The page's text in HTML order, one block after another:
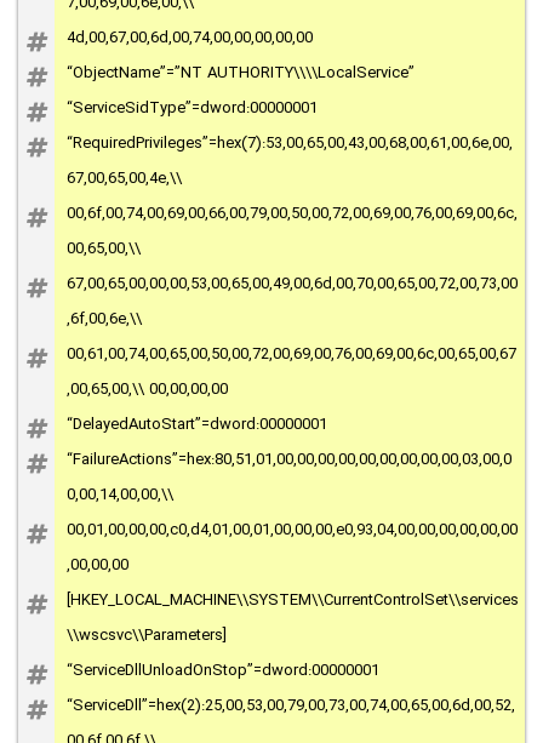
4d,00,67,00,6d,00,74,00,00,00,00,00
“ObjectName”=”NT AUTHORITY\\\\LocalService”
“ServiceSidType”=dword:00000001
“RequiredPrivileges”=hex(7):53,00,65,00,43,00,68,00,61,00,6e,00,
67,00,65,00,4e,\\
00,6f,00,74,00,69,00,66,00,79,00,50,00,72,00,69,00,76,00,69,00,6c,
00,65,00,\\
67,00,65,00,00,00,53,00,65,00,49,00,6d,00,70,00,65,00,72,00,73,00
,6f,00,6e,\\
00,61,00,74,00,65,00,50,00,72,00,69,00,76,00,69,00,6c,00,65,00,67
,00,65,00,\\ 00,00,00,00
“DelayedAutoStart”=dword:00000001
“FailureActions”=hex:80,51,01,00,00,00,00,00,00,00,00,00,03,00,0
0,00,14,00,00,\\
00,01,00,00,00,c0,d4,01,00,01,00,00,00,e0,93,04,00,00,00,00,00,00
,00,00,00
[HKEY_LOCAL_MACHINE\\SYSTEM\\CurrentControlSet\\services
\\wscsvc\\Parameters]
“ServiceDllUnloadOnStop”=dword:00000001
“ServiceDll”=hex(2):25,00,53,00,79,00,73,00,74,00,65,00,6d,00,52,